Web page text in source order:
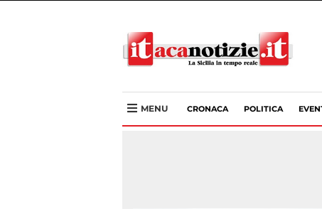
MENU CRONACA POLITICA